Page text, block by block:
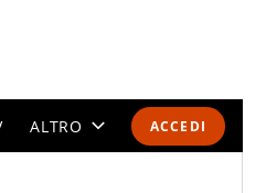
ACCEDI
ALTRO